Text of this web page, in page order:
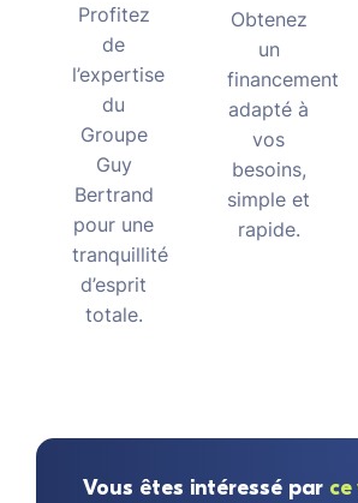
Profitez
de
l’expertise
du
Groupe
Guy
Bertrand
pour une
tranquillité
d’esprit
totale.
Obtenez
un
financement
adapté à
vos
besoins,
simple et
rapide.
Vous êtes intéressé par ce